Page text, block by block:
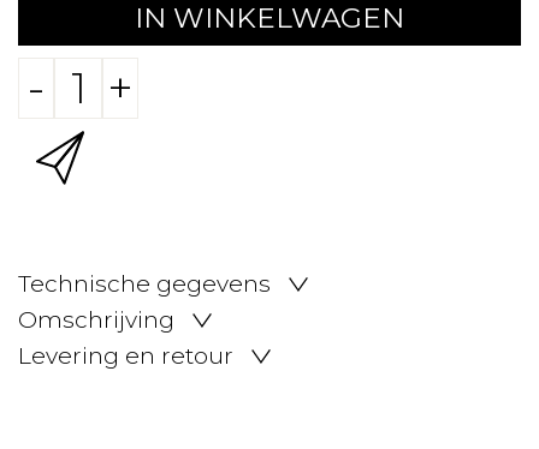
IN WINKELWAGEN
- +
Technische gegevens
Omschrijving
Levering en retour